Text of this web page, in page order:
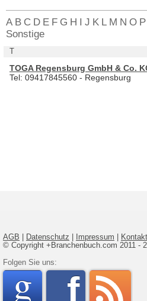
A B C D E F G H I J K L M N O P
Sonstige
T
TOGA Regensburg GmbH & Co.
Tel: 09417845560 - Regensburg
AGB Datenschutz Impressum
Kontakt
© Copyright +Branchenbuch.com 2011 -
Folgen Sie uns: